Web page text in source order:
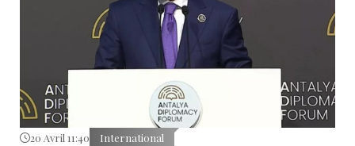
20 Avril 11:40 International